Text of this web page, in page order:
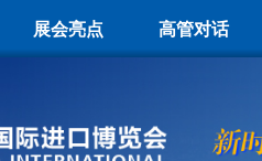
展会亮点 高管对话